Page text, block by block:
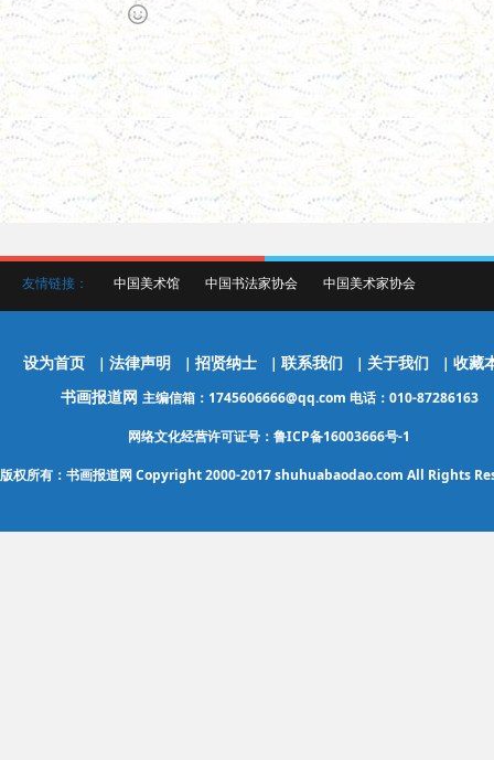
友情链接： 中国美术馆 中国书法家协会 中国美术家协会
设为首页 | 法律声明 | 招贤纳士 | 联系我们 | 关于我们 | 收藏
书画报道网 主编信箱：1745606666@qq.com 电话：010-87286163
网络文化经营许可证号：鲁ICP备16003666号-1
版权所有：书画报道网 Copyright 2000-2017 shuhuabaodao.com All Rights